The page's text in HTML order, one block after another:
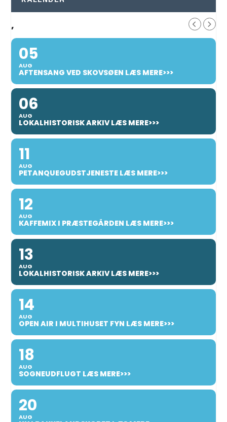
,
05
AUG
AFTENSANG VED SKOVSØEN LÆS MERE>>>
06
AUG
LOKALHISTORISK ARKIV LÆS MERE>>>
11
AUG
PETANQUEGUDSTJENESTE LÆS MERE>>>
12
AUG
KAFFEMIX I PRÆSTEGÅRDEN LÆS MERE>>>
13
AUG
LOKALHISTORISK ARKIV LÆS MERE>>>
14
AUG
OPEN AIR I MULTIHUSET FYN LÆS MERE>>>
18
AUG
SOGNEUDFLUGT LÆS MERE>>>
20
AUG